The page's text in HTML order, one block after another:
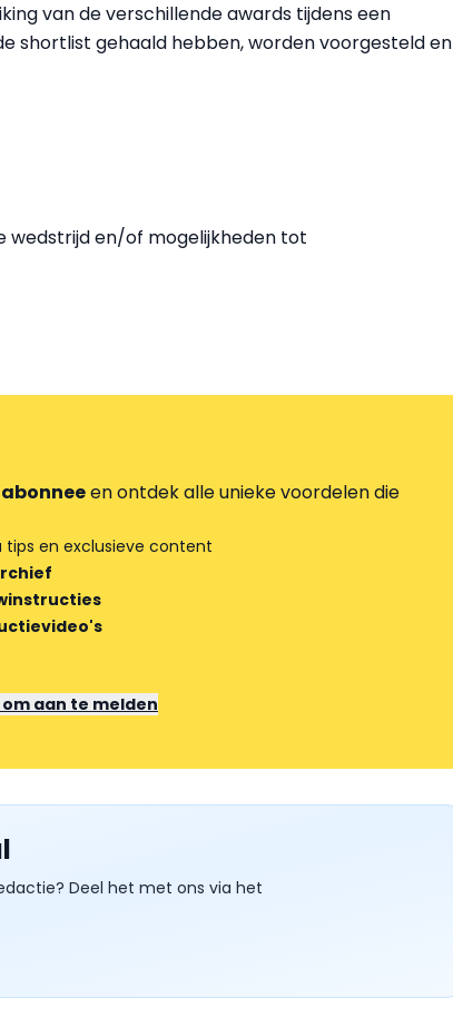
van de verschillende awards tijdens een
shortlist gehaald hebben, worden voorgesteld en
wedstrijd en/of mogelijkheden tot
en ontdek alle unieke voordelen die
en exclusieve content
aan te melden
Deel het met ons via het